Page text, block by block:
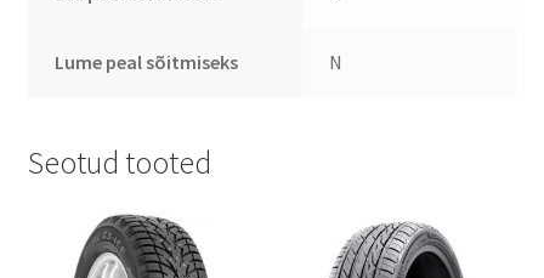
Lume peal sõitmiseks N
Seotud tooted